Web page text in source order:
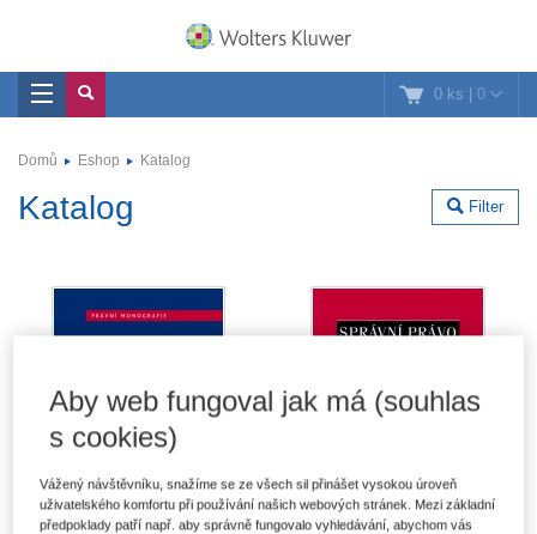
0 ks | 0
Domů Eshop Katalog
Filter
Katalog
Aby web fungoval jak má (souhlas
s cookies)
Vážený návštěvníku, snažíme se ze všech sil přinášet vysokou úroveň
uživatelského komfortu při používání našich webových stránek. Mezi základní
předpoklady patří např. aby správně fungovalo vyhledávání, abychom vás